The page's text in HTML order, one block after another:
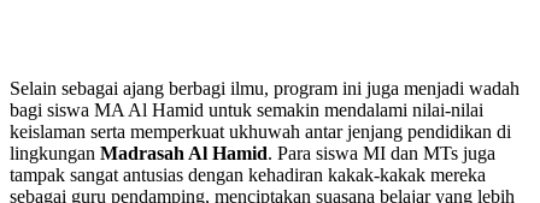
Selain sebagai ajang berbagi ilmu, program ini juga menjadi wadah
bagi siswa MA Al Hamid untuk semakin mendalami nilai-nilai
keislaman serta memperkuat ukhuwah antar jenjang pendidikan di
lingkungan Madrasah Al Hamid. Para siswa MI dan MTs juga
tampak sangat antusias dengan kehadiran kakak-kakak mereka
sebagai guru pendamping, menciptakan suasana belajar yang lebih